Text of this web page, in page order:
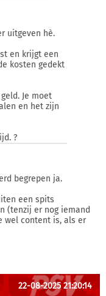
uitgeven hè.
en krijgt een
kosten gedekt
Je moet
en het zijn
?
begrepen ja.
een spits
(tenzij er nog iemand
wel content is, als er
22-08-2025 21:20:14